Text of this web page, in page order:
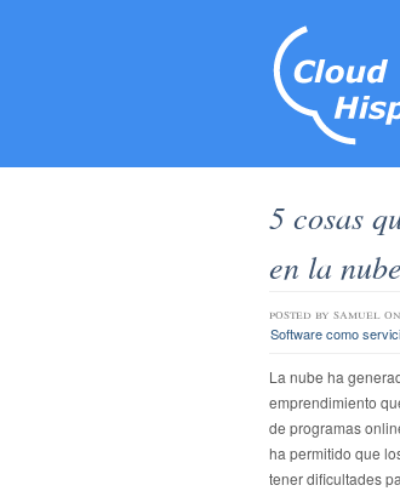
5 cosas
en la nube
posted by samuel
Software como
La nube ha
emprendimiento
de programas
ha permitido que
tener dificultades